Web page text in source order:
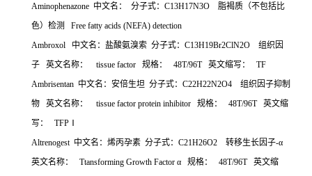
Aminophenazone 中文名： 分子式：C13H17N3O 脂褐质（不包括比
色）检测 Free fatty acids (NEFA) detection
Ambroxol 中文名：盐酸氨溴索 分子式：C13H19Br2ClN2O 组织因
子 英文名称： tissue factor 规格： 48T/96T 英文缩写： TF
Ambrisentan 中文名：安倍生坦 分子式：C22H22N2O4 组织因子抑制
物 英文名称： tissue factor protein inhibitor 规格： 48T/96T 英文缩
写： TFPⅠ
Altrenogest 中文名：烯丙孕素 分子式：C21H26O2 转移生长因子-α
英文名称： Ttansforming Growth Factor α 规格： 48T/96T 英文缩